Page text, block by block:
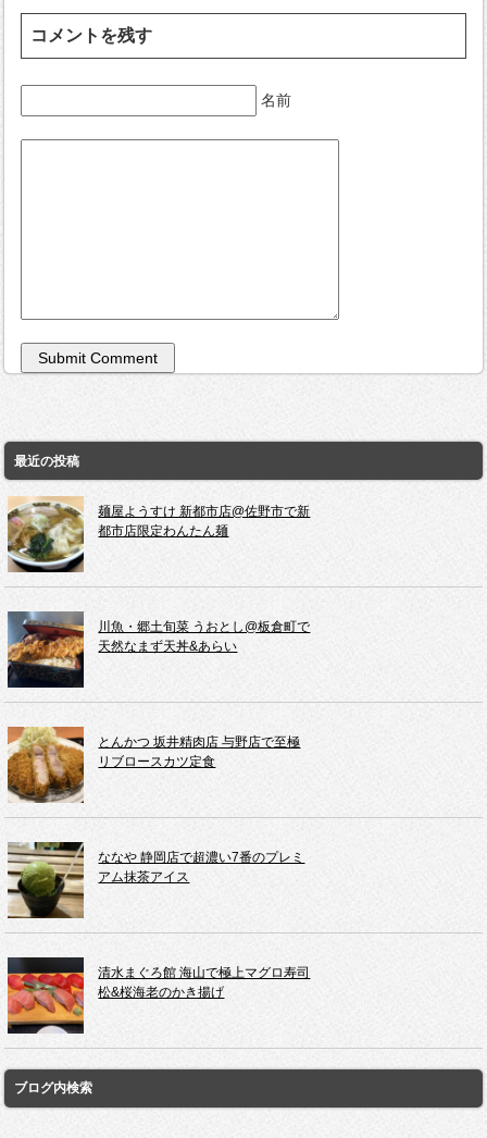
コメントを残す
名前
最近の投稿
麺屋ようすけ 新都市店@佐野市で新
都市店限定わんたん麺
川魚・郷土旬菜 うおとし@板倉町で
天然なまず天丼&あらい
とんかつ 坂井精肉店 与野店で至極
リブロースカツ定食
ななや 静岡店で超濃い7番のプレミ
アム抹茶アイス
清水まぐろ館 海山で極上マグロ寿司
松&桜海老のかき揚げ
ブログ内検索